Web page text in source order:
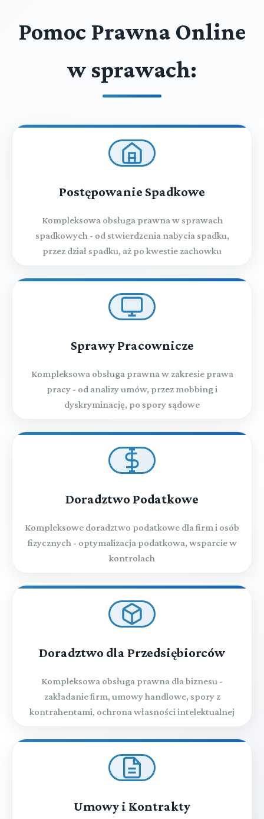
Pomoc Prawna Online
w sprawach:
Postępowanie Spadkowe
Kompleksowa obsługa prawna w sprawach
spadkowych - od stwierdzenia nabycia spadku,
przez dział spadku, aż po kwestie zachowku
Sprawy Pracownicze
Kompleksowa obsługa prawna w zakresie prawa
pracy - od analizy umów, przez mobbing i
dyskryminację, po spory sądowe
Doradztwo Podatkowe
Kompleksowe doradztwo podatkowe dla firm i osób
fizycznych - optymalizacja podatkowa, wsparcie w
kontrolach
Doradztwo dla Przedsiębiorców
Kompleksowa obsługa prawna dla biznesu -
zakładanie firm, umowy handlowe, spory z
kontrahentami, ochrona własności intelektualnej
Umowy i Kontrakty